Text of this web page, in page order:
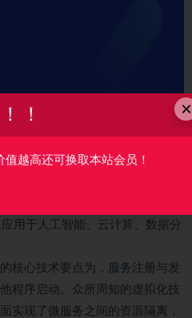
，都要基于Linux平台的运行。时
基于Linux
用于人工智能、云计算、数据分
核心技术要点为，服务注册与发
程序启动。众所周知的虚拟化技
实现了微服务之间的资源隔离，
×
！
越高还可换取本站会员！